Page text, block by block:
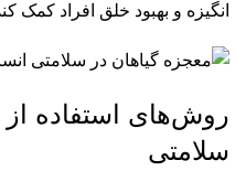
انگیزه و بهبود خلق افراد کمک
روش‌های استفاده از
سلامتی